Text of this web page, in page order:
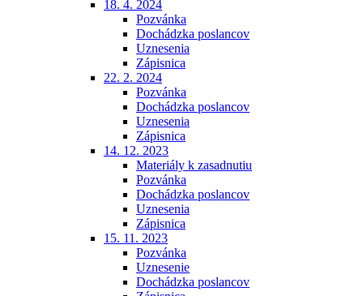
18. 4. 2024
Pozvánka
Dochádzka poslancov
Uznesenia
Zápisnica
22. 2. 2024
Pozvánka
Dochádzka poslancov
Uznesenia
Zápisnica
14. 12. 2023
Materiály k zasadnutiu
Pozvánka
Dochádzka poslancov
Uznesenia
Zápisnica
15. 11. 2023
Pozvánka
Uznesenie
Dochádzka poslancov